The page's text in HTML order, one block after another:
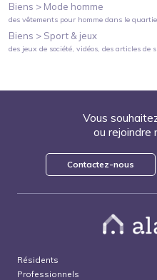
Biens > Mode homme
des vêtements pour homme dans le
Biens > Sport & jeux
des jeux de société, vidéos, des articles de
Vous
ou rejoindre
Contactez-nous
Résidents
Professionnels